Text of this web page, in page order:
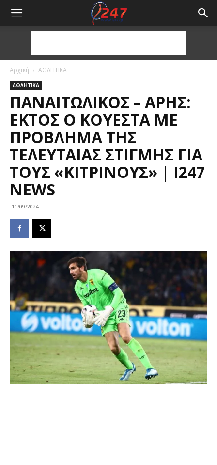
Αρχική ΑΘΛΗΤΙΚΑ
ΑΘΛΗΤΙΚΑ
ΠΑΝΑΙΤΩΛΙΚΌΣ – ΆΡΗΣ:
ΕΚΤΌΣ Ο ΚΟΥΈΣΤΑ ΜΕ
ΠΡΌΒΛΗΜΑ ΤΗΣ
ΤΕΛΕΥΤΑΊΑΣ ΣΤΙΓΜΉΣ ΓΙΑ
ΤΟΥΣ «ΚΊΤΡΙΝΟΥΣ» | I247
NEWS
11/09/2024